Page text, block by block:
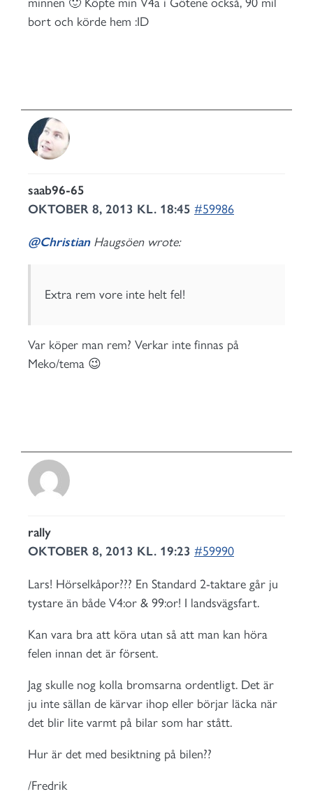
bort och körde hem :ID
saab96-65
OKTOBER 8, 2013 KL. 18:45 #59986
@ChristianHaugsöen wrote:
Extra rem vore inte helt fel!
Var köper man rem? Verkar inte finnas på
Meko/tema 😉
rally
OKTOBER 8, 2013 KL. 19:23 #59990
Lars! Hörselkåpor??? En Standard 2-taktare går ju
tystare än både V4:or & 99:or! I landsvägsfart.
Kan vara bra att köra utan så att man kan höra
felen innan det är försent.
Jag skulle nog kolla bromsarna ordentligt. Det är
ju inte sällan de kärvar ihop eller börjar läcka när
det blir lite varmt på bilar som har stått.
Hur är det med besiktning på bilen??
/Fredrik